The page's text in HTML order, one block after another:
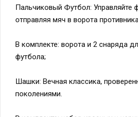
Пальчиковый Футбол: Управляйте
отправляя мяч в ворота
В комплекте: ворота и 2 снаряда
футбола;
Шашки: Вечная классика,
поколениями.